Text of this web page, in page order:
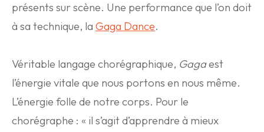
présents sur scène. Une performance que l’on doit
à sa technique, la Gaga Dance.
Véritable langage chorégraphique, Gagaest
l’énergie vitale que nous portons en nous même.
L’énergie folle de notre corps. Pour le
chorégraphe : « il s’agit d’apprendre à mieux